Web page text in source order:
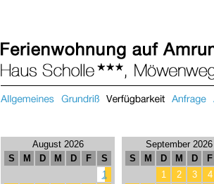
August 2026
S
M D M D F
S
1
September 2026
S
M D M D
F
1
2 3
4